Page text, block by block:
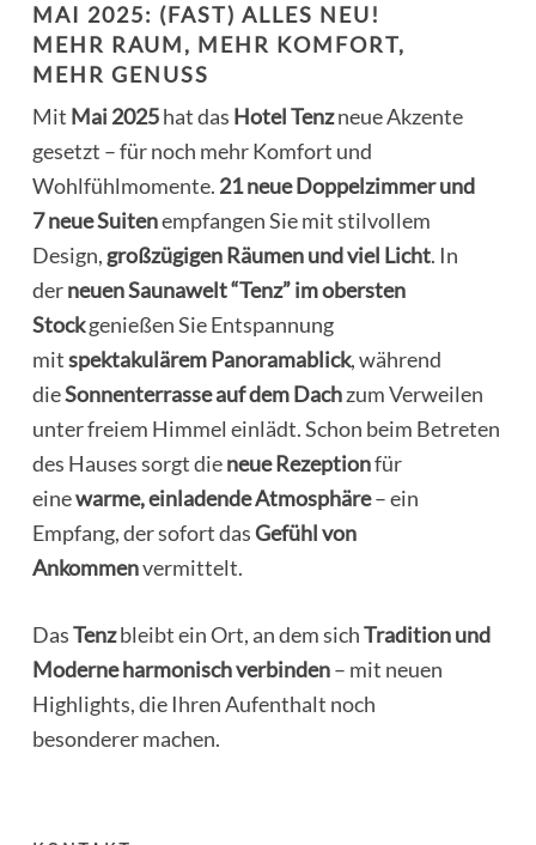
MAI 2025: (FAST) ALLES NEU!
MEHR RAUM, MEHR KOMFORT,
MEHR GENUSS
Mit Mai 2025hat das Hotel Tenzneue Akzente
gesetzt – für noch mehr Komfort und
Wohlfühlmomente. 21 neue Doppelzimmer und
7 neue Suitenempfangen Sie mit stilvollem
Design, großzügigen Räumenund viel Licht. In
derneuen Saunawelt “Tenz” im obersten
Stockgenießen Sie Entspannung
mitspektakulärem Panoramablick, während
dieSonnenterrasse auf dem Dachzum Verweilen
unter freiem Himmel einlädt. Schon beim Betreten
des Hauses sorgt dieneue Rezeptionfür
einewarme, einladende Atmosphäre– ein
Empfang, der sofort dasGefühl von
Ankommenvermittelt.
DasTenzbleibt ein Ort, an dem sichTraditionund
Moderne harmonisch verbinden– mit neuen
Highlights, die Ihren Aufenthalt noch
besonderer machen.